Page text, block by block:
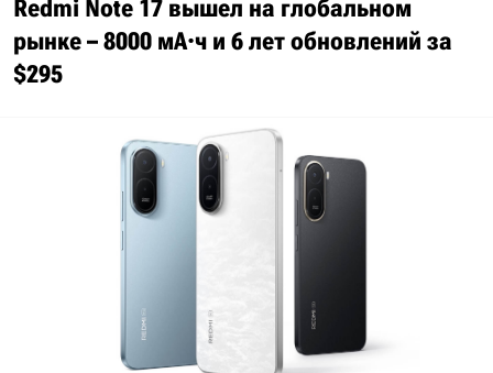
Redmi Note 17 вышел на глобальном
рынке – 8000 мА·ч и 6 лет обновлений за
$295